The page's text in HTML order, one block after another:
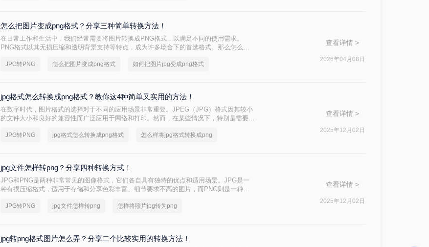
怎么把图片变成png格式？分享三种简单转换方法！
在日常工作和生活中，我们经常需要将图片转换成PNG格式，以满足不同的使用需求。
PNG格式以其无损压缩和透明背景支持等特点，成为许多场合下的首选格式。那么怎么把
片格式的转换。
JPG转PNG 怎么把图片变成png格式 如何把图片jpg变成png格式
查看详情 >
2026年04月08日
jpg格式怎么转换成png格式？教你这4种简单又实用的方法！
在数字时代，图片格式的选择对于不同的应用场景非常重要。JPEG（JPG）格式因其较小
的文件大小和良好的兼容性而广泛应用于网络和打印。然而，在某些情况下，特别是需要透
介绍几种简单有效的方法，帮助您轻松将JPG格式的图片转换为PNG格式。
JPG转PNG jpg格式怎么转换成png格式 怎么样将jpg格式转换成png
查看详情 >
2025年12月02日
jpg文件怎样转png？分享四种转换方式！
JPG和PNG是两种非常常见的图像格式，它们各自具有独特的优点和适用场景。JPG是一
种有损压缩格式，适用于存储和分享色彩丰富、细节要求不高的图片，而PNG则是一种无
PNG格式，以保留图像的原始质量或实现特定的设计需求。那么jpg文件怎样转png呢？下
JPG转PNG jpg文件怎样转png 怎样将照片jpg转为png
查看详情 >
2025年12月02日
jpg转png格式图片怎么弄？分享二个比较实用的转换方法！